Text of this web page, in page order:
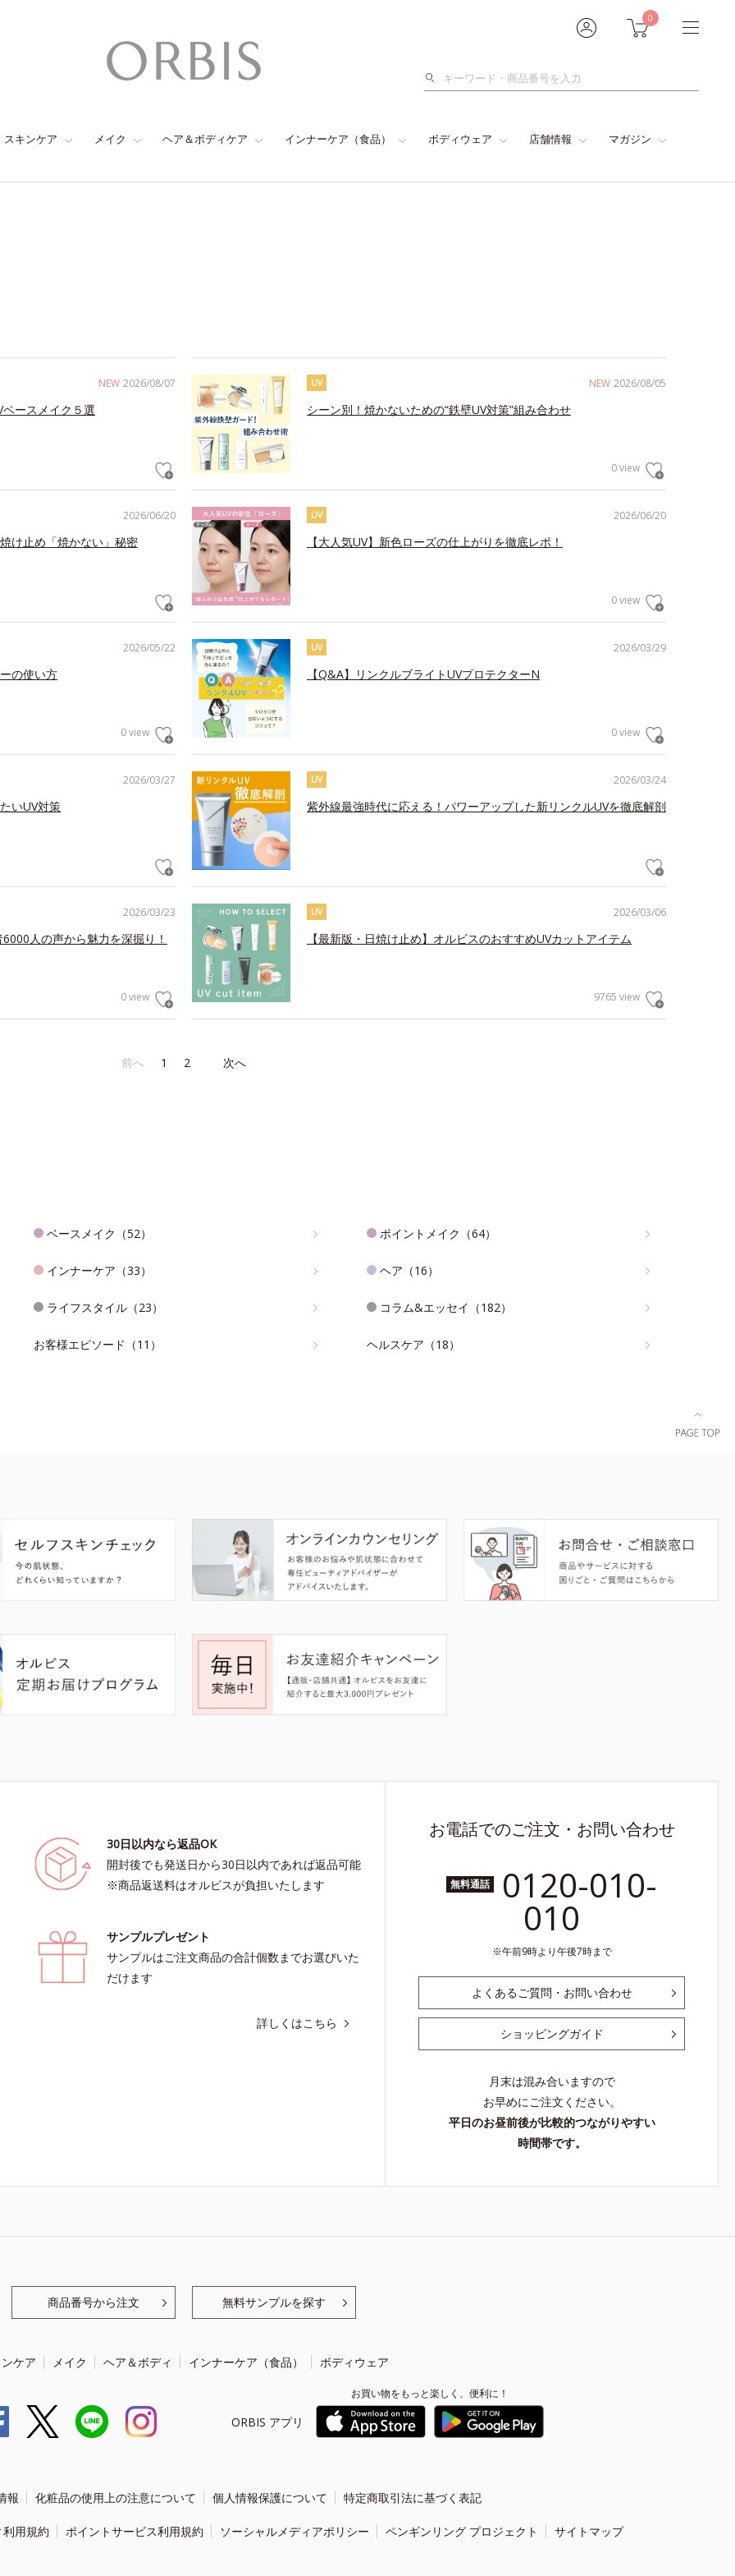
0
検
スキンケア メイク ヘア＆ボディケア インナーケア（食品） ボディウェア 店舗情報 マガジン
NEW 2026/08/07
ースメイク５選
NEW 2026/08/05
UV
シーン別！焼かないための“鉄壁UV対策”組み合わせ
0 view
2026/06/20
け止め「焼かない」秘密
2026/06/20
UV
【大人気UV】新色ローズの仕上がりを徹底レポ！
0 view
2026/05/22
の使い方
0 view
2026/03/29
UV
【Q&A】リンクルブライトUVプロテクターN
0 view
2026/03/27
いUV対策
2026/03/24
UV
紫外線最強時代に応える！パワーアップした新リンクルUVを徹底解剖
2026/03/23
人の声から魅力を深掘り！
0 view
2026/03/06
UV
【最新版・日焼け止め】オルビスのおすすめUVカットアイテム
9765 view
前へ 1 2 次へ
ベースメイク（52） ポイントメイク（64）
インナーケア（33） ヘア（16）
ライフスタイル（23） コラム&エッセイ（182）
お客様エピソード（11） ヘルスケア（18）
30日以内なら返品OK
開封後でも発送日から30日以内であれば返品可能
※商品返送料はオルビスが負担いたします
サンプルプレゼント
サンプルはご注文商品の合計個数までお選びいた
だけます
詳しくはこちら
お電話でのご注文・お問い合わせ
無料通話 0120-010-
010
午前9時より午後7時まで
よくあるご質問・お問い合わせ
ショッピングガイド
月末は混み合いますので
お早めにご注文ください。
平日のお昼前後が比較的つながりやすい
時間帯です。
商品番号から注文 無料サンプルを探す
ケア メイク ヘア＆ボディ インナーケア（食品） ボディウェア
ORBIS アプリ
お買い物をもっと楽しく、便利に！
報 化粧品の使用上の注意について 個人情報保護について 特定商取引法に基づく表記
用規約 ポイントサービス利用規約 ソーシャルメディアポリシー ペンギンリング プロジェクト サイトマップ